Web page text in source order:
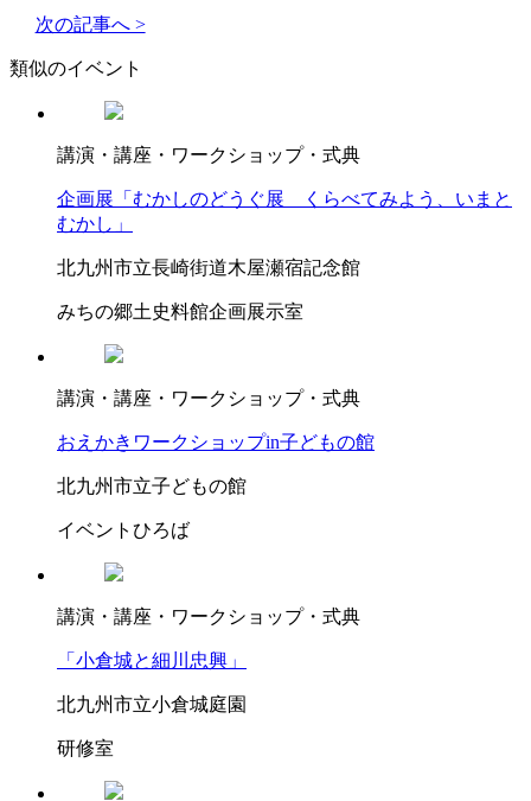
次の記事へ >
類似のイベント
講演・講座・ワークショップ・式典
企画展「むかしのどうぐ展 くらべてみよう、いまと
むかし」
北九州市立長崎街道木屋瀬宿記念館
みちの郷土史料館企画展示室
講演・講座・ワークショップ・式典
おえかきワークショップin子どもの館
北九州市立子どもの館
イベントひろば
講演・講座・ワークショップ・式典
「小倉城と細川忠興」
北九州市立小倉城庭園
研修室